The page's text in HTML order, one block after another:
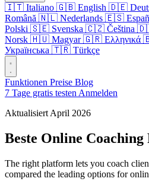
🇮🇹 Italiano 🇬🇧 English 🇩🇪
Română 🇳🇱 Nederlands 🇪🇸
Polski 🇸🇪 Svenska 🇨🇿 Čeština
Norsk 🇭🇺 Magyar 🇬🇷 Ελληνικά
Українська 🇹🇷 Türkçe
Funktionen Preise Blog
7 Tage gratis testen Anmelden
Aktualisiert April 2026
Beste Online
The right platform lets you coach
compared the leading options for